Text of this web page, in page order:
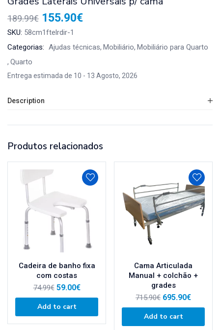
189.99€ 155.90€
SKU: 58cm1ftelrdir-1
Categorias: Ajudas técnicas Mobiliário Mobiliário para Quarto
Quarto
Entrega estimada de 10 - 13 Agosto, 2026
Description
Produtos relacionados
Cadeira de banho fixa
com costas
74.99€ 59.00€
Add to cart
Cama Articulada
Manual + colchão +
grades
715.90€ 695.90€
Add to cart